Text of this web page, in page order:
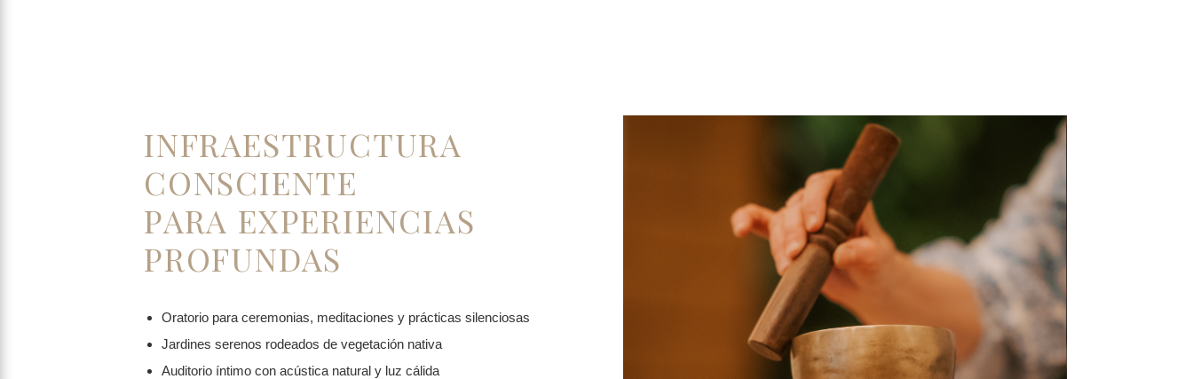
INFRAESTRUCTURA
CONSCIENTE
PARA EXPERIENCIAS
PROFUNDAS
Oratorio para ceremonias, meditaciones y prácticas silenciosas
Jardines serenos rodeados de vegetación nativa
Auditorio íntimo con acústica natural y luz cálida